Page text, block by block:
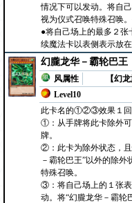
情况下可以发动。将自
视为仪式召唤特殊召唤
●将自己场上的最多２张
续魔法卡以表侧表示放在
幻朧龙华－霸轮巴王
风属性
【幻
Level10
此卡名的①②③效果１回
①：从手牌将此卡除外
牌。
②：此卡为除外状态，
－霸轮巴王”以外的除
特殊召唤。
③：将自己场上的１张
动。将“幻朧龙华－霸轮